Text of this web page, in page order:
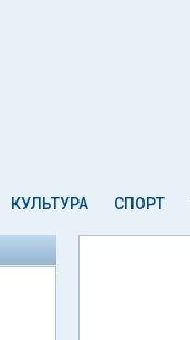
КУЛЬТУРА СПОРТ